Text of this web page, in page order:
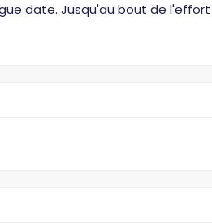
date. Jusqu'au bout de